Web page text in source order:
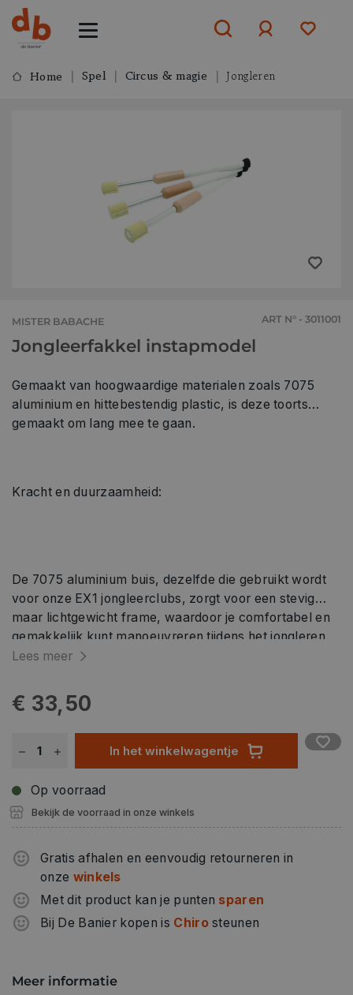
Home Spel Circus & magie Jongleren
MISTER BABACHE ART N° - 3011001
Jongleerfakkel instapmodel
Gemaakt van hoogwaardige materialen zoals 7075
aluminium en hittebestendig plastic, is deze toorts
gemaakt om lang mee te gaan.
Kracht en duurzaamheid:
De 7075 aluminium buis, dezelfde die gebruikt wordt
voor onze EX1 jongleerclubs, zorgt voor een stevig
maar lichtgewicht frame, waardoor je comfortabel en
gemakkelijk kunt manoeuvreren tijdens het jongleren.
Hij is voorzien van onze nieuwe generatie ""super soft
vooral bij het jongleren met 5 of meer toortsen. Het
hittebestendige plastic dat gebruikt wordt voor de knop
en de body zorgt ervoor dat de toorts de hitte van de
vlammen kan weerstaan zonder te smelten of krom te
trekken en beschermt de kern tegen de hardste
schokken. Onze lont van 100% PURO KEVLAR is zeer
slijtvast en biedt de gebruiker een langdurig gebruik.
Lees meer
€ 33,50
In het winkelwagentje
Op voorraad
Bekijk de voorraad in onze winkels
Gratis afhalen en eenvoudig retourneren in
onze winkels
Met dit product kan je punten sparen
Bij De Banier kopen is Chirosteunen
Meer informatie